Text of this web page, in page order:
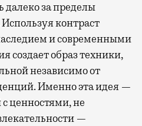
за пределы
контраст
и современными
создает образ техники,
независимо от
Именно эта идея —
ценностями, не
—